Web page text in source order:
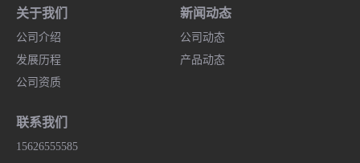
关于我们
公司介绍
发展历程
公司资质
新闻动态
公司动态
产品动态
联系我们
15626555585